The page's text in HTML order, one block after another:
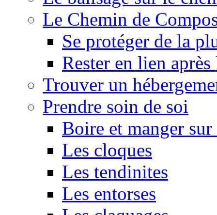
Le Chemin de
Se protéger de la
Rester en lien
Trouver un
Prendre soin de soi
Boire et manger
Les cloques
Les tendinites
Les entorses